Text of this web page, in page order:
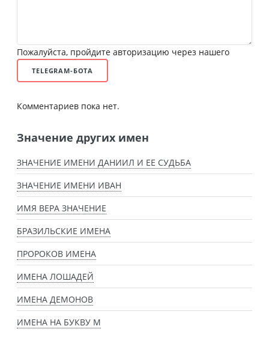
Пожалуйста, пройдите авторизацию через нашего
TELEGRAM-БОТА
Комментариев пока нет.
Значение других имен
ЗНАЧЕНИЕ ИМЕНИ ДАНИИЛ И ЕЕ СУДЬБА
ЗНАЧЕНИЕ ИМЕНИ ИВАН
ИМЯ ВЕРА ЗНАЧЕНИЕ
БРАЗИЛЬСКИЕ ИМЕНА
ПРОРОКОВ ИМЕНА
ИМЕНА ЛОШАДЕЙ
ИМЕНА ДЕМОНОВ
ИМЕНА НА БУКВУ М